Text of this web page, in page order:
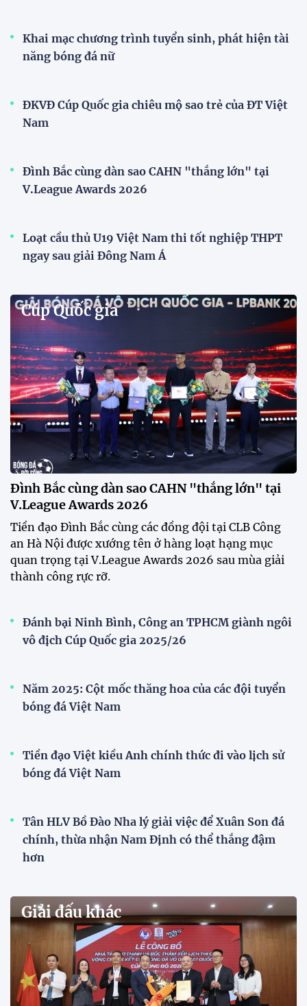
Khai mạc chương trình tuyển sinh, phát hiện tài
năng bóng đá nữ
ĐKVĐ Cúp Quốc gia chiêu mộ sao trẻ của ĐT Việt
Nam
Đình Bắc cùng dàn sao CAHN "thắng lớn" tại
V.League Awards 2026
Loạt cầu thủ U19 Việt Nam thi tốt nghiệp THPT
ngay sau giải Đông Nam Á
Cúp Quốc gia
Đình Bắc cùng dàn sao CAHN "thắng lớn" tại
V.League Awards 2026
Tiền đạo Đình Bắc cùng các đồng đội tại CLB Công
an Hà Nội được xướng tên ở hàng loạt hạng mục
quan trọng tại V.League Awards 2026 sau mùa giải
thành công rực rỡ.
Đánh bại Ninh Bình, Công an TPHCM giành ngôi
vô địch Cúp Quốc gia 2025/26
Năm 2025: Cột mốc thăng hoa của các đội tuyển
bóng đá Việt Nam
Tiền đạo Việt kiều Anh chính thức đi vào lịch sử
bóng đá Việt Nam
Tân HLV Bồ Đào Nha lý giải việc để Xuân Son đá
chính, thừa nhận Nam Định có thể thắng đậm
hơn
Giải đấu khác